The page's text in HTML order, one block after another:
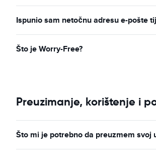
Ispunio sam netočnu adresu e-pošte
Što je Worry-Free?
Preuzimanje, korištenje i
Što mi je potrebno da preuzmem svoj